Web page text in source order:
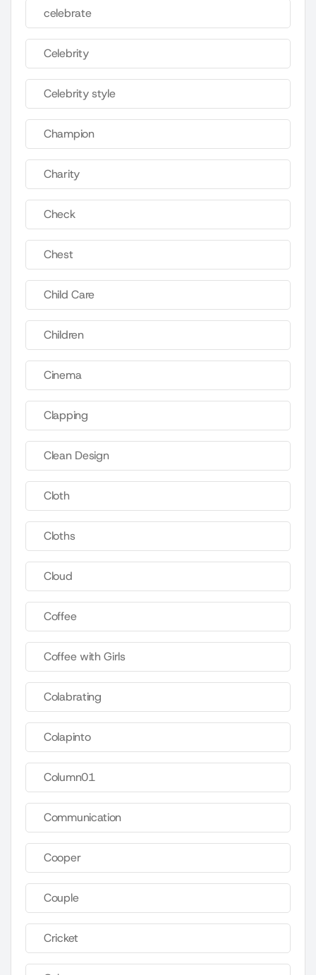
celebrate
Celebrity
Celebrity style
Champion
Charity
Check
Chest
Child Care
Children
Cinema
Clapping
Clean Design
Cloth
Cloths
Cloud
Coffee
Coffee with Girls
Colabrating
Colapinto
Column01
Communication
Cooper
Couple
Cricket